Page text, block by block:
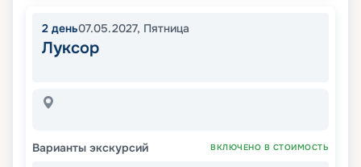
2 день07.05.2027, Пятница
Луксор
Варианты экскурсий ВКЛЮЧЕНО В СТОИМОСТЬ